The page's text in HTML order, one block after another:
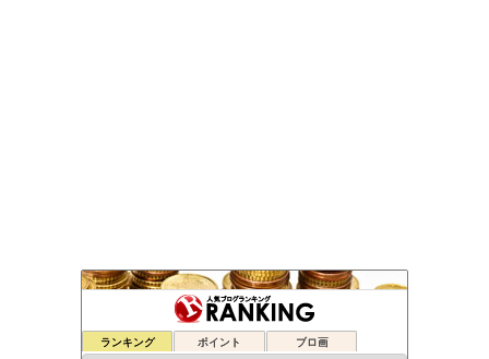
ランキング ポイント ブロ画
34位 元FX業者による必勝システムトレード！